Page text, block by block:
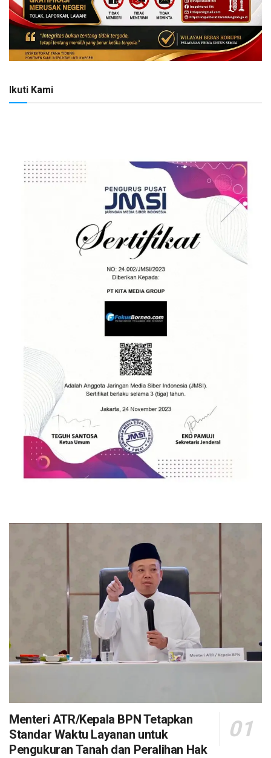
Ikuti Kami
Menteri ATR/Kepala BPN Tetapkan
Standar Waktu Layanan untuk
Pengukuran Tanah dan Peralihan Hak